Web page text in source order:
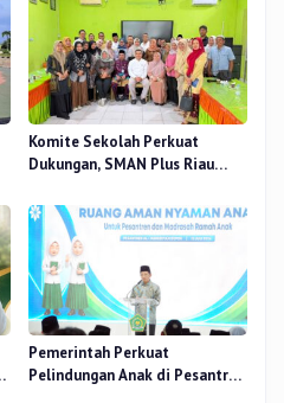
Komite Sekolah Perkuat
Dukungan, SMAN Plus Riau
Pendidikan
Pemerintah Perkuat
Pelindungan Anak di Pesantren